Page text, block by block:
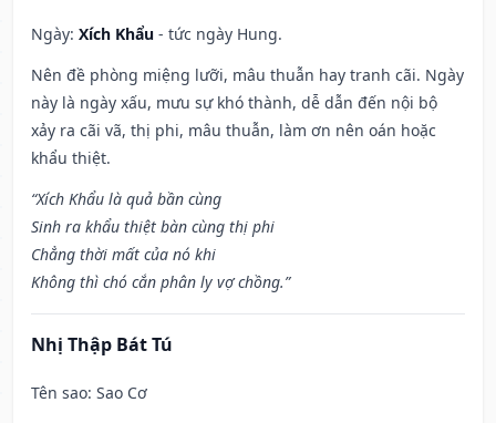
Ngày: Xích Khẩu - tức ngày Hung.
Nên đề phòng miệng lưỡi, mâu thuẫn hay tranh cãi. Ngày
này là ngày xấu, mưu sự khó thành, dễ dẫn đến nội bộ
xảy ra cãi vã, thị phi, mâu thuẫn, làm ơn nên oán hoặc
khẩu thiệt.
“Xích Khẩu là quả bần cùng
Sinh ra khẩu thiệt bàn cùng thị phi
Chẳng thời mất của nó khi
Không thì chó cắn phân ly vợ chồng.”
Nhị Thập Bát Tú
Tên sao: Sao Cơ